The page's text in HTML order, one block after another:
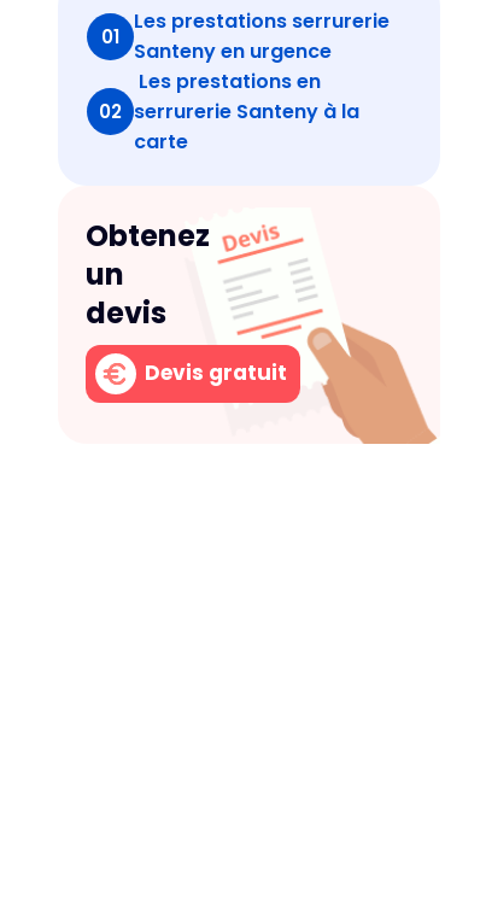
01
Les prestations serrurerie
Santeny en urgence
02
Les prestations en
serrurerie Santeny à la
carte
Obtenez
un
devis
Devis gratuit